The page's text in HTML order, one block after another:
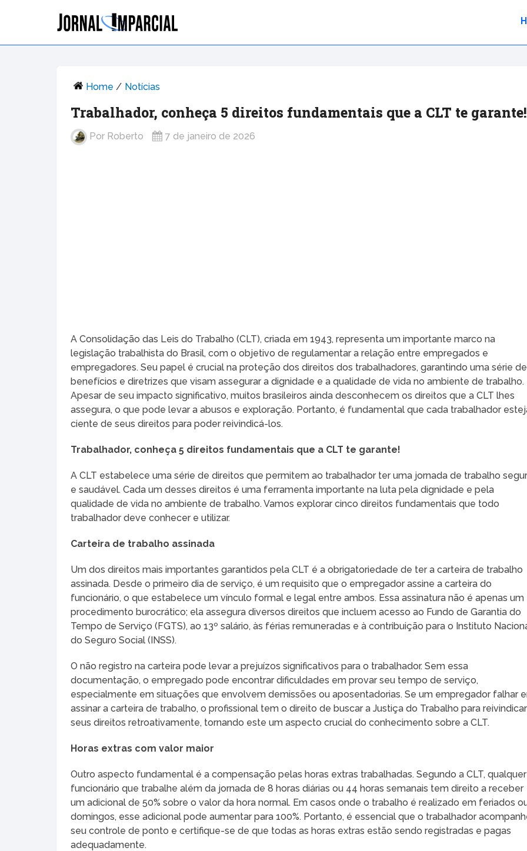
Home / Notícias
Trabalhador, conheça 5 direitos fundamentais que a CLT te garante!
Por Roberto 7 de janeiro de 2026
A Consolidação das Leis do Trabalho (CLT), criada em 1943, representa um importante marco na
legislação trabalhista do Brasil, com o objetivo de regulamentar a relação entre empregados e
empregadores. Seu papel é crucial na proteção dos direitos dos trabalhadores, garantindo uma série de
benefícios e diretrizes que visam assegurar a dignidade e a qualidade de vida no ambiente de trabalho.
Apesar de seu impacto significativo, muitos brasileiros ainda desconhecem os direitos que a CLT lhes
assegura, o que pode levar a abusos e exploração. Portanto, é fundamental que cada trabalhador
ciente de seus direitos para poder reivindicá-los.
Trabalhador, conheça 5 direitos fundamentais que a CLT te garante!
A CLT estabelece uma série de direitos que permitem ao trabalhador ter uma jornada de trabalho
e saudável. Cada um desses direitos é uma ferramenta importante na luta pela dignidade e pela
qualidade de vida no ambiente de trabalho. Vamos explorar cinco direitos fundamentais que todo
trabalhador deve conhecer e utilizar.
Carteira de trabalho assinada
Um dos direitos mais importantes garantidos pela CLT é a obrigatoriedade de ter a carteira de trabalho
assinada. Desde o primeiro dia de serviço, é um requisito que o empregador assine a carteira do
funcionário, o que estabelece um vínculo formal e legal entre ambos. Essa assinatura não é apenas um
procedimento burocrático; ela assegura diversos direitos que incluem acesso ao Fundo de Garantia do
Tempo de Serviço (FGTS), ao 13º salário, às férias remuneradas e à contribuição para o Instituto
do Seguro Social (INSS).
O não registro na carteira pode levar a prejuízos significativos para o trabalhador. Sem essa
documentação, o empregado pode encontrar dificuldades em provar seu tempo de serviço,
especialmente em situações que envolvem demissões ou aposentadorias. Se um empregador falhar
assinar a carteira de trabalho, o profissional tem o direito de buscar a Justiça do Trabalho para reivindicar
seus direitos retroativamente, tornando este um aspecto crucial do conhecimento sobre a CLT.
Horas extras com valor maior
Outro aspecto fundamental é a compensação pelas horas extras trabalhadas. Segundo a CLT, qualquer
funcionário que trabalhe além da jornada de 8 horas diárias ou 44 horas semanais tem direito a receber
um adicional de 50% sobre o valor da hora normal. Em casos onde o trabalho é realizado em feriados
domingos, esse adicional pode aumentar para 100%. Portanto, é essencial que o trabalhador
seu controle de ponto e certifique-se de que todas as horas extras estão sendo registradas e pagas
adequadamente.